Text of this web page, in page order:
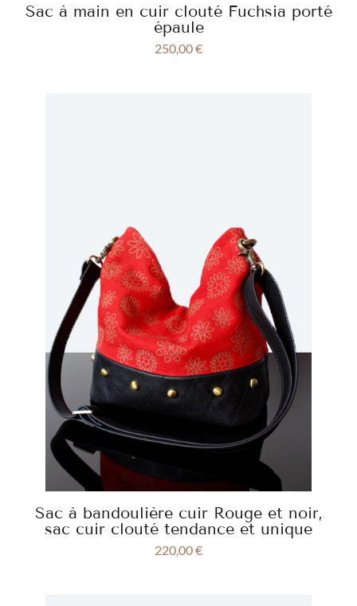
Sac à main en cuir clouté Fuchsia porté
épaule
250,00€
Sac à bandoulière cuir Rouge et noir,
sac cuir clouté tendance et unique
220,00€